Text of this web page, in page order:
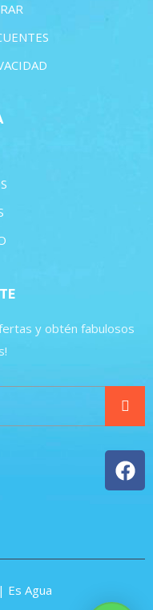
y obtén fabulosos
Agua